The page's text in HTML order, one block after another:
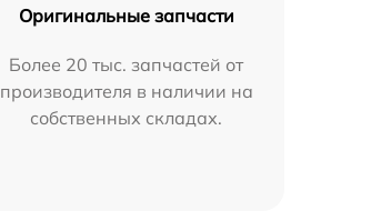
Оригинальные запчасти
Более 20 тыс. запчастей от
производителя в наличии на
собственных складах.